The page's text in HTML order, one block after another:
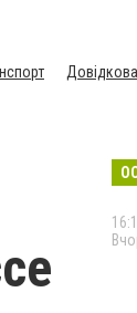
Довідкова